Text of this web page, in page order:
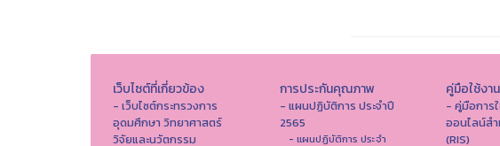
เว็บไซต์ที่เกี่ยวข้อง
- เว็บไซต์กระทรวงการ
อุดมศึกษา วิทยาศาสตร์
วิจัยและนวัตกรรม
การประกันคุณภาพ
- แผนปฏิบัติการ ประจำปี
2565
- แผนปฏิบัติการ ประจำ
คู่มือใช้งา
- คู่มือการ
ออนไลน์ส
(RIS)